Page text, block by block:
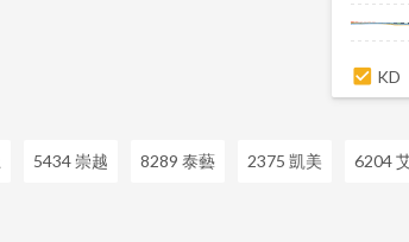
KD
5434 崇越 8289 泰藝 2375 凱美 6204